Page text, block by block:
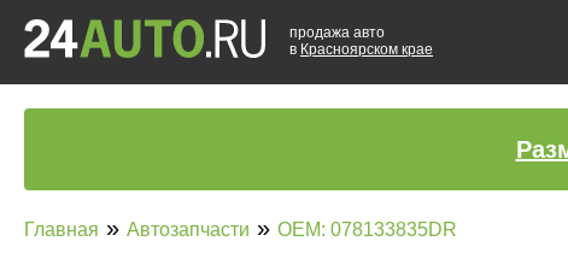
продажа авто
в Красноярском крае
Главная » Автозапчасти » OEM: 078133835DR